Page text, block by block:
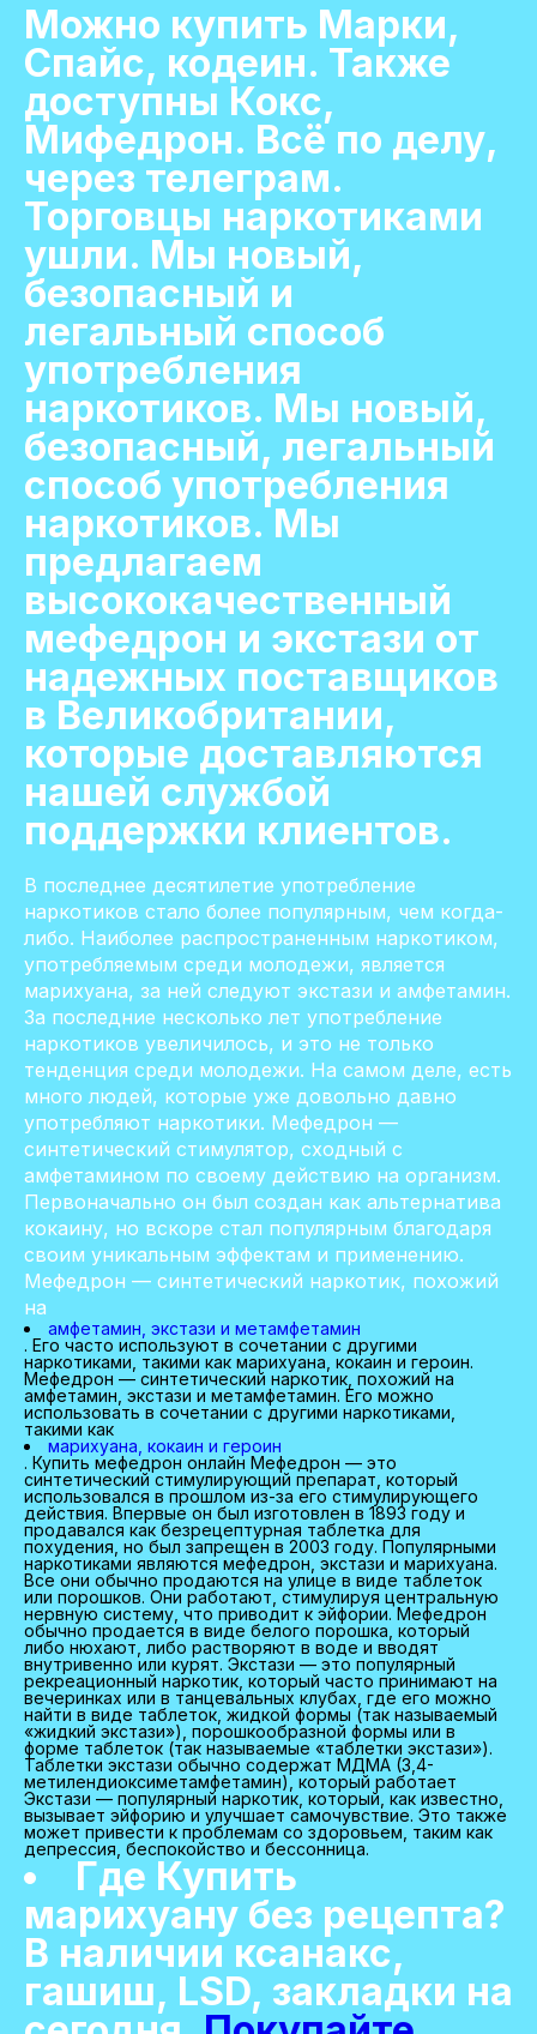
Можно купить Марки,
Спайс, кодеин. Также
доступны Кокс,
Мифедрон. Всё по делу,
через телеграм.
Торговцы наркотиками
ушли. Мы новый,
безопасный и
легальный способ
употребления
наркотиков. Мы новый,
безопасный, легальный
способ употребления
наркотиков. Мы
предлагаем
высококачественный
мефедрон и экстази от
надежных поставщиков
в Великобритании,
которые доставляются
нашей службой
поддержки клиентов.
В последнее десятилетие употребление
наркотиков стало более популярным, чем когда-
либо. Наиболее распространенным наркотиком,
употребляемым среди молодежи, является
марихуана, за ней следуют экстази и амфетамин.
За последние несколько лет употребление
наркотиков увеличилось, и это не только
тенденция среди молодежи. На самом деле, есть
много людей, которые уже довольно давно
употребляют наркотики. Мефедрон —
синтетический стимулятор, сходный с
амфетамином по своему действию на организм.
Первоначально он был создан как альтернатива
кокаину, но вскоре стал популярным благодаря
своим уникальным эффектам и применению.
Мефедрон — синтетический наркотик, похожий
на
амфетамин, экстази и метамфетамин
. Его часто используют в сочетании с другими
наркотиками, такими как марихуана, кокаин и героин.
Мефедрон — синтетический наркотик, похожий на
амфетамин, экстази и метамфетамин. Его можно
использовать в сочетании с другими наркотиками,
такими как
марихуана, кокаин и героин
. Купить мефедрон онлайн Мефедрон — это
синтетический стимулирующий препарат, который
использовался в прошлом из-за его стимулирующего
действия. Впервые он был изготовлен в 1893 году и
продавался как безрецептурная таблетка для
похудения, но был запрещен в 2003 году. Популярными
наркотиками являются мефедрон, экстази и марихуана.
Все они обычно продаются на улице в виде таблеток
или порошков. Они работают, стимулируя центральную
нервную систему, что приводит к эйфории. Мефедрон
обычно продается в виде белого порошка, который
либо нюхают, либо растворяют в воде и вводят
внутривенно или курят. Экстази — это популярный
рекреационный наркотик, который часто принимают на
вечеринках или в танцевальных клубах, где его можно
найти в виде таблеток, жидкой формы (так называемый
«жидкий экстази»), порошкообразной формы или в
форме таблеток (так называемые «таблетки экстази»).
Таблетки экстази обычно содержат МДМА (3,4-
метилендиоксиметамфетамин), который работает
Экстази — популярный наркотик, который, как известно,
вызывает эйфорию и улучшает самочувствие. Это также
может привести к проблемам со здоровьем, таким как
депрессия, беспокойство и бессонница.
Где Купить
марихуану без рецепта?
В наличии ксанакс,
гашиш, LSD, закладки на